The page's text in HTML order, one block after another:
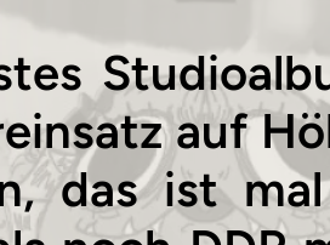
auf
das ist